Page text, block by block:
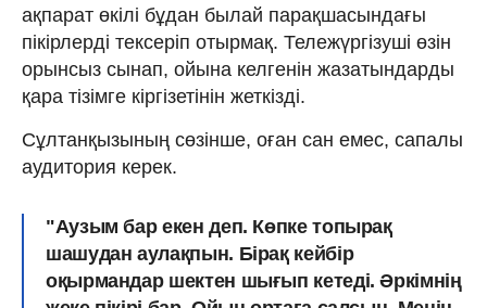
ақпарат өкілі бұдан былай парақшасындағы
пікірлерді тексеріп отырмақ. Тележүргізуші өзін
орынсыз сынап, ойына келгенін жазатындарды
қара тізімге кіргізетінін жеткізді.
Сұлтанқызының сөзінше, оған сан емес, сапалы
аудитория керек.
"Аузым бар екен деп. Көпке топырақ
шашудан аулақпын. Бірақ кейбір
оқырмандар шектен шығып кетеді. Әркімнің